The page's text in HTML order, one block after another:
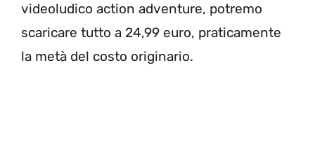
videoludico action adventure, potremo
scaricare tutto a 24,99 euro, praticamente
la metà del costo originario.